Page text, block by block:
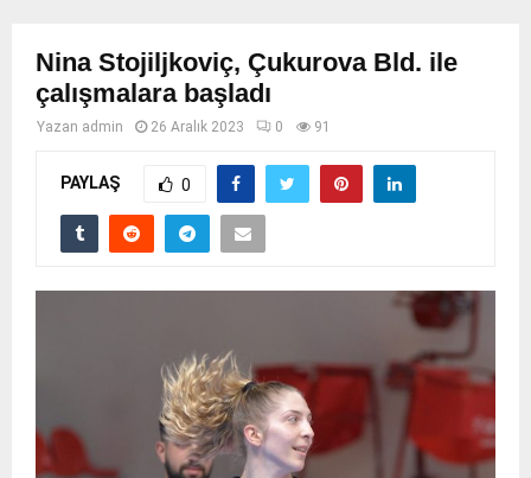
Nina Stojiljkoviç, Çukurova Bld. ile
çalışmalara başladı
Yazan admin 26 Aralık 2023 0 91
PAYLAŞ 0